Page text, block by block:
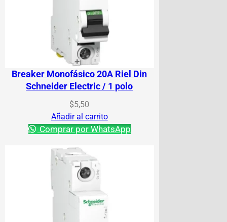
Breaker Monofásico 20A Riel Din
Schneider Electric / 1 polo
$5,50
Añadir al carrito
Comprar por WhatsApp